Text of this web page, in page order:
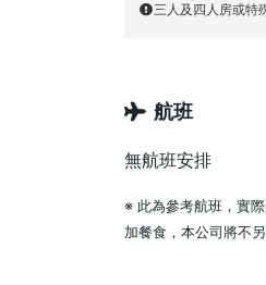
三人及四人房或特
航班
無航班安排
※ 此為參考航班，實
加餐食，本公司將不